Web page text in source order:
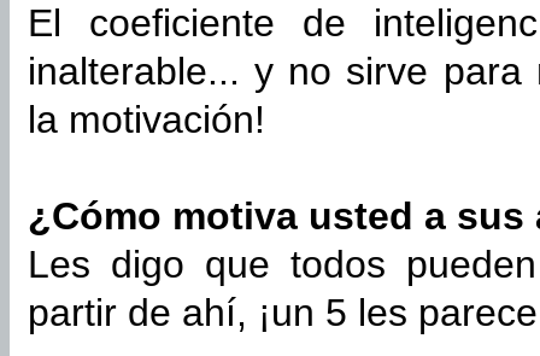
El coeficiente de
inalterable... y no sirve para
la motivación!
¿Cómo motiva usted a sus
Les digo que todos
partir de ahí, ¡un 5 les